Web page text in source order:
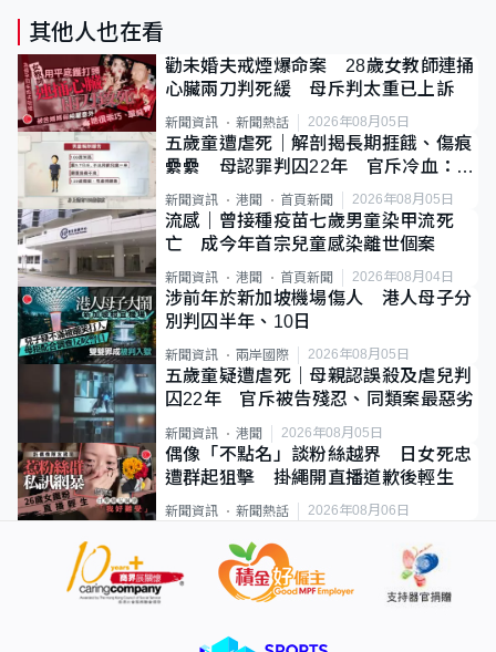
其他人也在看
勸未婚夫戒煙爆命案 28歲女教師連捅
心臟兩刀判死緩 母斥判太重已上訴
新聞資訊 新聞熱話 2026年08月05日
五歲童遭虐死｜解剖揭長期捱餓、傷痕
纍纍 母認罪判囚22年 官斥冷血：同
類案最惡劣
新聞資訊 港聞 首頁新聞 2026年08月05日
流感｜曾接種疫苗七歲男童染甲流死
亡 成今年首宗兒童感染離世個案
新聞資訊 港聞 首頁新聞 2026年08月04日
涉前年於新加坡機場傷人 港人母子分
別判囚半年、10日
新聞資訊 兩岸國際 2026年08月05日
五歲童疑遭虐死｜母親認誤殺及虐兒判
囚22年 官斥被告殘忍、同類案最惡劣
新聞資訊 港聞 2026年08月05日
偶像「不點名」談粉絲越界 日女死忠
遭群起狙擊 掛繩開直播道歉後輕生
新聞資訊 新聞熱話 2026年08月06日